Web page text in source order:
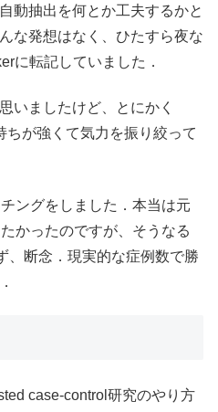
動抽出を何とか工夫するかと
な発想はなく、ひたすら夜な
に転記していました．
いましたけど、とにかく
ちが強くて気力を振り絞って
ングをしました．本当は元
かったのですが、そうなる
、断念．現実的な症例数で勝
case-control研究のやり方